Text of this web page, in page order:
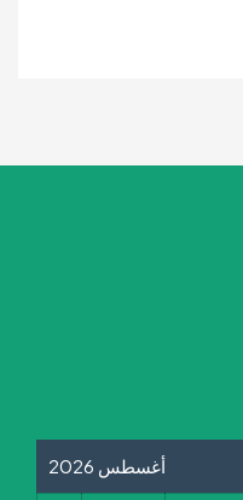
أغسطس 2026